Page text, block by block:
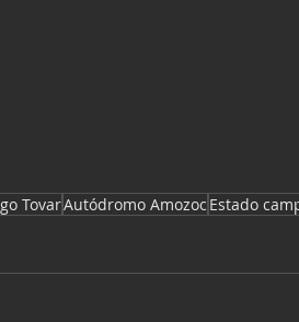
TovarAutódromo Amozoc Estado